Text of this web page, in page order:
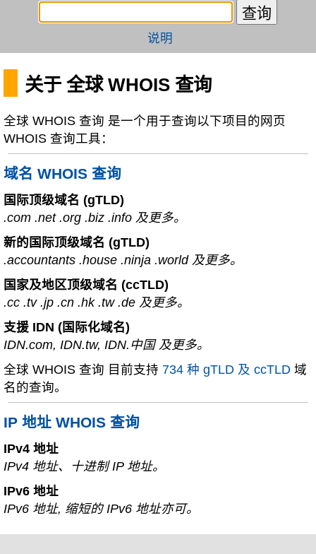
说明
关于 全球 WHOIS 查询
全球 WHOIS 查询 是一个用于查询以下项目的网页
WHOIS 查询工具：
域名 WHOIS 查询
国际顶级域名 (gTLD)
.com .net .org .biz .info 及更多。
新的国际顶级域名 (gTLD)
.accountants .house .ninja .world 及更多。
国家及地区顶级域名 (ccTLD)
.cc .tv .jp .cn .hk .tw .de 及更多。
支援 IDN (国际化域名)
IDN.com, IDN.tw, IDN.中国 及更多。
全球 WHOIS 查询 目前支持 734 种 gTLD 及 ccTLD 域
名的查询。
IP 地址 WHOIS 查询
IPv4 地址
IPv4 地址、十进制 IP 地址。
IPv6 地址
IPv6 地址, 缩短的 IPv6 地址亦可。